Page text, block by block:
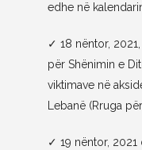
edhe në
✓ 18 nëntor,
për Shënimin e
viktimave në
Lebanë (Rruga
✓ 19 nëntor,